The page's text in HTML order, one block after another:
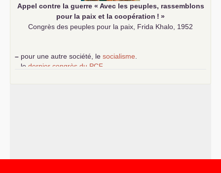
Appel contre la guerre « Avec les peuples, rassemblons
pour la paix et la coopération ! »
Congrès des peuples pour la paix, Frida Khalo, 1952
– pour une autre société, le socialisme
le dernier congrès du PCF